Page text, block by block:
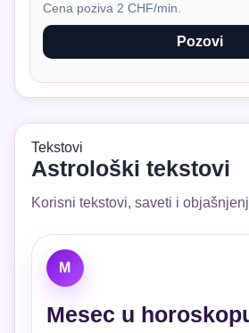
Cena poziva 2 CHF/min.
Pozovi
Tekstovi
Astrološki tekstovi
Korisni tekstovi, saveti i
M
Mesec u